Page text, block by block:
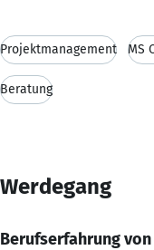
Projektmanagement MS
Beratung
Werdegang
Berufserfahrung